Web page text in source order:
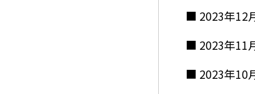
2023年12
2023年11
2023年10